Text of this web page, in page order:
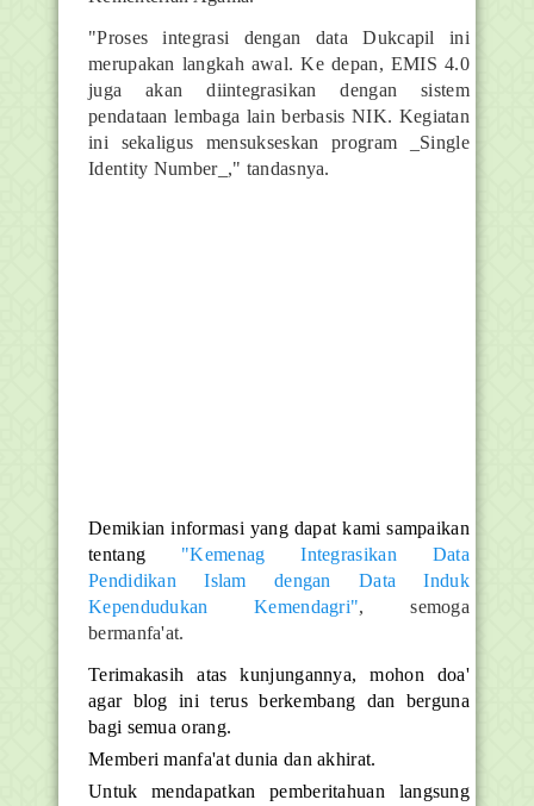
"Proses integrasi dengan data Dukcapil ini
merupakan langkah awal. Ke depan, EMIS 4.0
juga akan diintegrasikan dengan sistem
pendataan lembaga lain berbasis NIK. Kegiatan
ini sekaligus mensukseskan program _Single
Identity Number_," tandasnya.
Demikian informasi yang dapat kami sampaikan
tentang
"Kemenag Integrasikan Data
Pendidikan Islam dengan Data Induk
Kependudukan Kemendagri", semoga
bermanfa'at.
Terimakasih atas kunjungannya, mohon doa'
agar blog ini terus berkembang dan berguna
bagi semua orang.
Memberi manfa'at dunia dan akhirat.
Untuk mendapatkan pemberitahuan langsung